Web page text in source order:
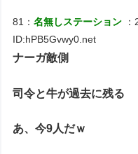
81：名無しステーション
ID:hPB5Gvwy0.net
ナーガ敵側
司令と牛が過去に残る
あ、今9人だｗ